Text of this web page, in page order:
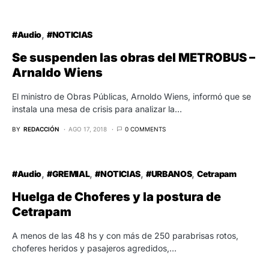
#Audio #NOTICIAS
Se suspenden las obras del METROBUS –
Arnaldo Wiens
El ministro de Obras Públicas, Arnoldo Wiens, informó que se
instala una mesa de crisis para analizar la…
BY REDACCIÓN AGO 17, 2018 0 COMMENTS
#Audio #GREMIAL #NOTICIAS #URBANOS Cetrapam
Huelga de Choferes y la postura de
Cetrapam
A menos de las 48 hs y con más de 250 parabrisas rotos,
choferes heridos y pasajeros agredidos,…